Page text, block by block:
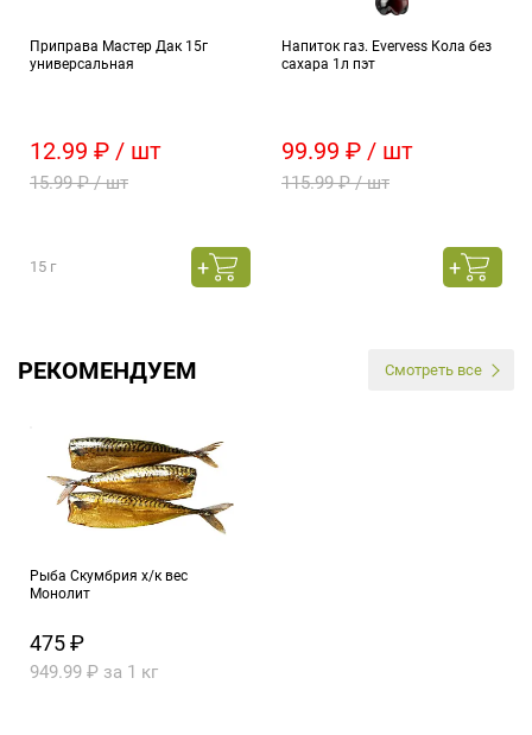
Приправа Мастер Дак 15г
универсальная
12.99 ₽ / шт
15.99 ₽ / шт
15 г
Напиток газ. Evervess Кола без
сахара 1л пэт
99.99 ₽ / шт
115.99 ₽ / шт
РЕКОМЕНДУЕМ Смотреть все
Рыба Скумбрия х/к вес
Монолит
475 ₽
949.99 ₽ за 1 кг